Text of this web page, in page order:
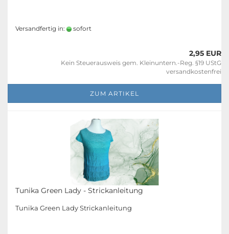
Versandfertig in: sofort
2,95 EUR
Kein Steuerausweis gem. Kleinuntern.-Reg. §19 UStG
versandkostenfrei
ZUM ARTIKEL
Tunika Green Lady - Strickanleitung
Tunika Green Lady Strickanleitung